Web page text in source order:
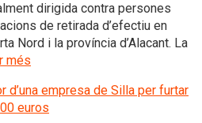
dirigida contra persones
de retirada d’efectiu en
Nord i la província d’Alacant. La
més